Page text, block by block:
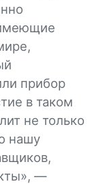
прибор
в таком
не только
нашу
—